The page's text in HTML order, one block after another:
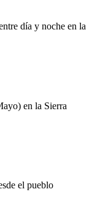
día y noche en la
en la Sierra
el pueblo